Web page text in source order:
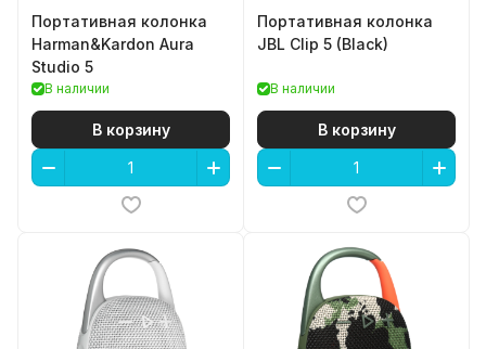
Портативная колонка
Harman&Kardon Aura
Studio 5
В наличии
В корзину
Портативная колонка
JBL Clip 5 (Black)
В наличии
В корзину